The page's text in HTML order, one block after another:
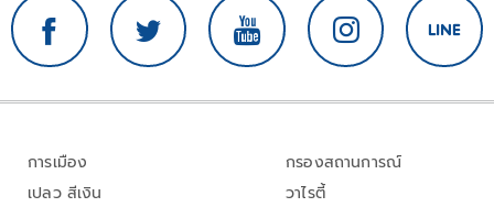
การเมือง
เปลว สีเงิน
กรองสถานการณ์
วาไรตี้